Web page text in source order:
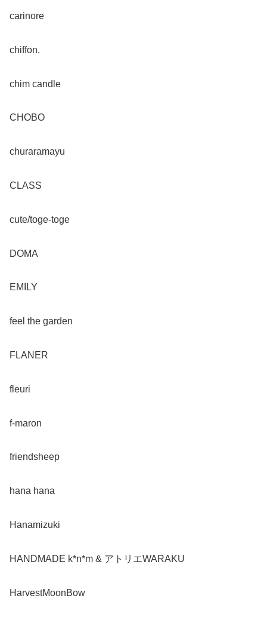
carinore
chiffon.
chim candle
CHOBO
churaramayu
CLASS
cute/toge-toge
DOMA
EMILY
feel the garden
FLANER
fleuri
f-maron
friendsheep
hana hana
Hanamizuki
HANDMADE k*n*m & アトリエWARAKU
HarvestMoonBow